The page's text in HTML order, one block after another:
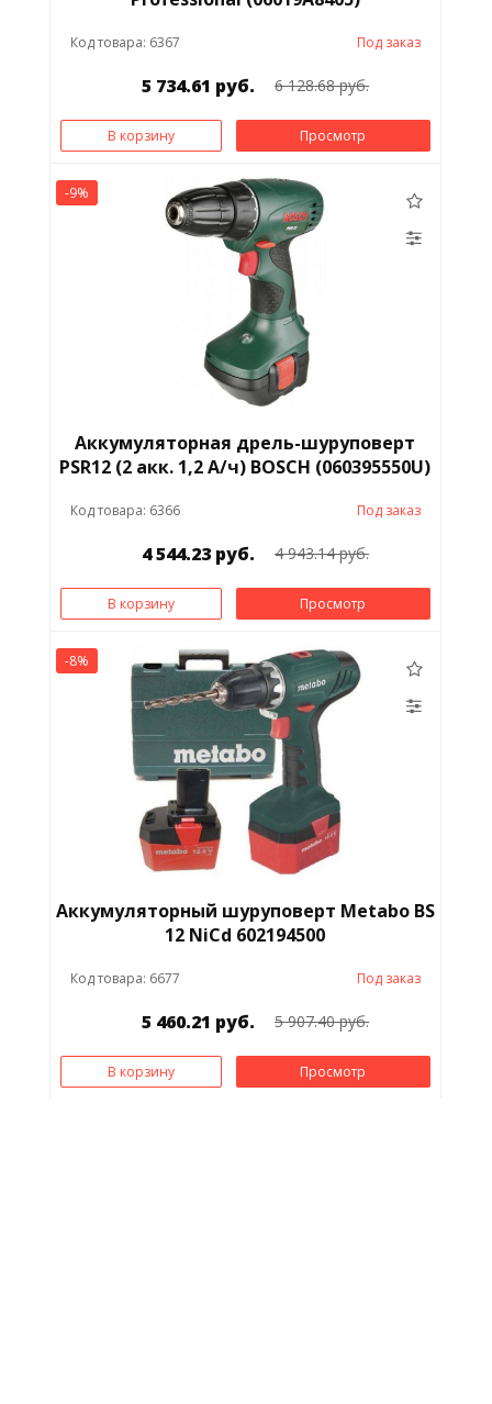
Код товара: 6367 Под заказ
5 734.61 руб. 6 128.68 руб.
В корзину Просмотр
-9%
Аккумуляторная дрель-шуруповерт
PSR12 (2 акк. 1,2 А/ч) BOSCH (060395550U)
Код товара: 6366 Под заказ
4 544.23 руб. 4 943.14 руб.
В корзину Просмотр
-8%
Аккумуляторный шуруповерт Metabo ВS
12 NiCd 602194500
Код товара: 6677 Под заказ
5 460.21 руб. 5 907.40 руб.
В корзину Просмотр